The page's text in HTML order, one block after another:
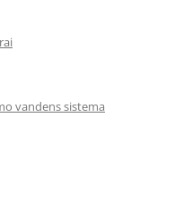
vandens sistema